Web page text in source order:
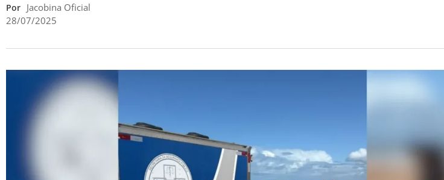
Por Jacobina Oficial
28/07/2025